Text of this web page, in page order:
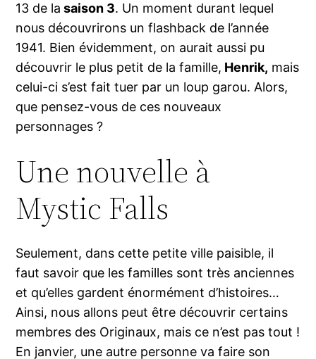
13 de la saison 3. Un moment durant lequel
nous découvrirons un flashback de l’année
1941. Bien évidemment, on aurait aussi pu
découvrir le plus petit de la famille, Henrik, mais
celui-ci s’est fait tuer par un loup garou. Alors,
que pensez-vous de ces nouveaux
personnages ?
Une nouvelle à
Mystic Falls
Seulement, dans cette petite ville paisible, il
faut savoir que les familles sont très anciennes
et qu’elles gardent énormément d’histoires…
Ainsi, nous allons peut être découvrir certains
membres des Originaux, mais ce n’est pas tout !
En janvier, une autre personne va faire son